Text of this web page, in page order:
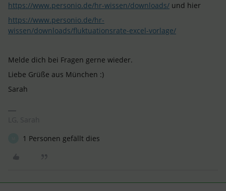
https://www.personio.de/hr-wissen/downloads/ und hier
https://www.personio.de/hr-
wissen/downloads/fluktuationsrate-excel-vorlage/
Melde dich bei Fragen gerne wieder.
Liebe Grüße aus München :)
Sarah
1 Personen gefällt dies